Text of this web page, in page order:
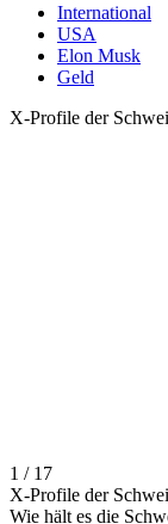
International
USA
Elon Musk
Geld
X-Profile der
1 / 17
X-Profile der
Wie hält es die